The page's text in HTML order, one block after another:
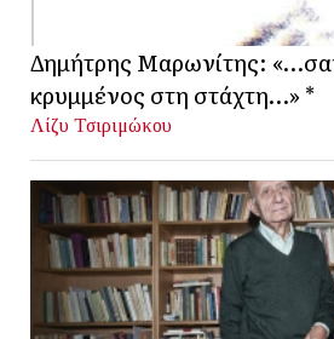
Δημήτρης Μαρωνίτης:
κρυμμένος στη στάχτη…» *
Λίζυ Τσιριμώκου